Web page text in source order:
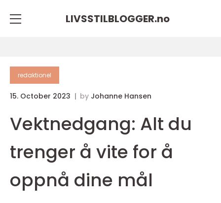
LIVSSTILBLOGGER.no
redaktionel
15. October 2023 by Johanne Hansen
Vektnedgang: Alt du
trenger å vite for å
oppnå dine mål